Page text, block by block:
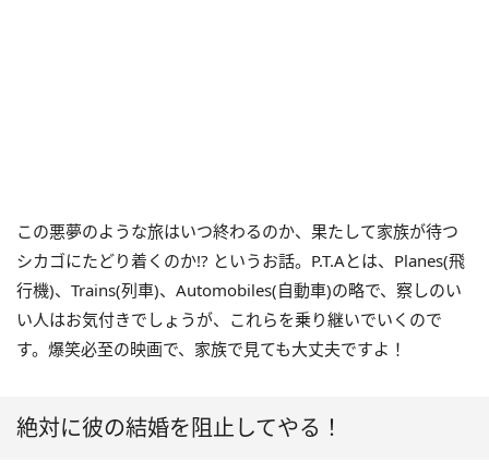
この悪夢のような旅はいつ終わるのか、果たして家族が待つ
シカゴにたどり着くのか!? というお話。P.T.Aとは、Planes(飛
行機)、Trains(列車)、Automobiles(自動車)の略で、察しのい
い人はお気付きでしょうが、これらを乗り継いでいくので
す。爆笑必至の映画で、家族で見ても大丈夫ですよ！
絶対に彼の結婚を阻止してやる！